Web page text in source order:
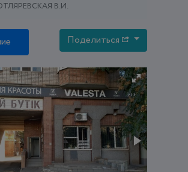
В.И.
Поделиться